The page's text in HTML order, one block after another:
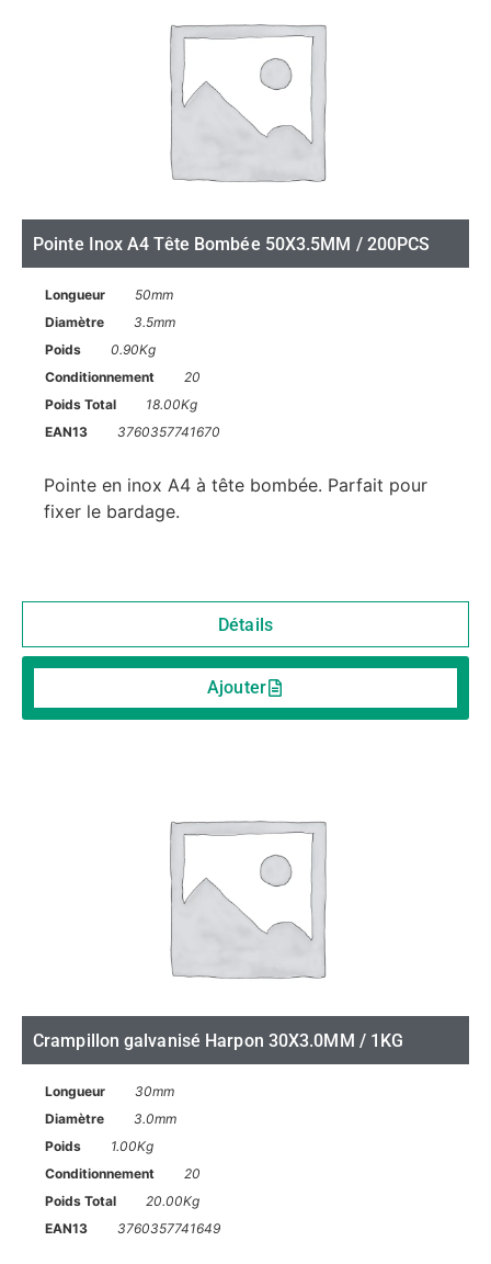
Pointe Inox A4 Tête Bombée 50X3.5MM / 200PCS
Longueur
50mm
Diamètre
3.5mm
Poids
0.90Kg
Conditionnement
20
Poids Total
18.00Kg
EAN13
3760357741670
Pointe en inox A4 à tête bombée. Parfait pour
fixer le bardage.
Détails
Ajouter
Crampillon galvanisé Harpon 30X3.0MM / 1KG
Longueur
30mm
Diamètre
3.0mm
Poids
1.00Kg
Conditionnement
20
Poids Total
20.00Kg
EAN13
3760357741649